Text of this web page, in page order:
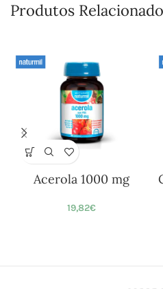
Produtos
Acerola 1000 mg
19,82€